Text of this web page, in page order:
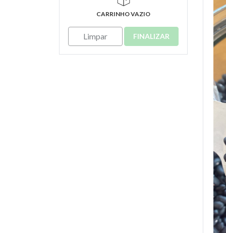
CARRINHO VAZIO
Limpar FINALIZAR